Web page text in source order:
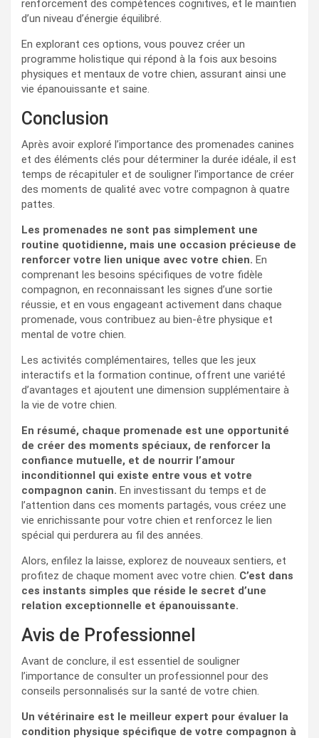
renforcement des compétences cognitives, et le maintien
d’un niveau d’énergie équilibré.
En explorant ces options, vous pouvez créer un
programme holistique qui répond à la fois aux besoins
physiques et mentaux de votre chien, assurant ainsi une
vie épanouissante et saine.
Conclusion
Après avoir exploré l’importance des promenades canines
et des éléments clés pour déterminer la durée idéale, il est
temps de récapituler et de souligner l’importance de créer
des moments de qualité avec votre compagnon à quatre
pattes.
Les promenades ne sont pas simplement une
routine quotidienne, mais une occasion précieuse de
renforcer votre lien unique avec votre chien. En
comprenant les besoins spécifiques de votre fidèle
compagnon, en reconnaissant les signes d’une sortie
réussie, et en vous engageant activement dans chaque
promenade, vous contribuez au bien-être physique et
mental de votre chien.
Les activités complémentaires, telles que les jeux
interactifs et la formation continue, offrent une variété
d’avantages et ajoutent une dimension supplémentaire à
la vie de votre chien.
En résumé, chaque promenade est une opportunité
de créer des moments spéciaux, de renforcer la
confiance mutuelle, et de nourrir l’amour
inconditionnel qui existe entre vous et votre
compagnon canin. En investissant du temps et de
l’attention dans ces moments partagés, vous créez une
vie enrichissante pour votre chien et renforcez le lien
spécial qui perdurera au fil des années.
Alors, enfilez la laisse, explorez de nouveaux sentiers, et
profitez de chaque moment avec votre chien. C’est dans
ces instants simples que réside le secret d’une
relation exceptionnelle et épanouissante.
Avis de Professionnel
Avant de conclure, il est essentiel de souligner
l’importance de consulter un professionnel pour des
conseils personnalisés sur la santé de votre chien.
Un vétérinaire est le meilleur expert pour évaluer la
condition physique spécifique de votre compagnon à